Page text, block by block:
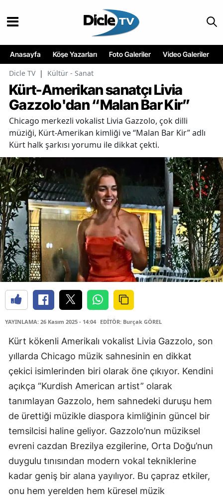
Anasayfa Köşe Yazarları Foto Galeriler Video Galeriler
Dicle TV | Kültür - Sanat
Kürt-Amerikan sanatçı Livia
Gazzolo'dan “Malan Bar Kir”
Chicago merkezli vokalist Livia Gazzolo, çok dilli
müziği, Kürt-Amerikan kimliği ve “Malan Bar Kir” adlı
Kürt halk şarkısı yorumu ile dikkat çekti.
YAYINLAMA: 26 Kasım 2025 - 14:04 EDİTÖR: Burçak GÖREL
Kürt kökenli Amerikalı vokalist Livia Gazzolo, son
yıllarda Chicago müzik sahnesinin en dikkat
çekici isimlerinden biri olarak öne çıkıyor. Kendini
açıkça “Kurdish American artist” olarak
tanımlayan Gazzolo, hem sahnedeki duruşu hem
de ürettiği müzikle diaspora kimliğinin güncel bir
temsilcisi haline geliyor. Gazzolo’nun müziksel
evreni cazdan Brezilya ezgilerine, Orta Doğu’nun
duygulu tınısından modern vokal tekniklerine
kadar geniş bir alana yayılıyor. Bu çapraz etkiler,
onu hem yerelden hem küresel müzik